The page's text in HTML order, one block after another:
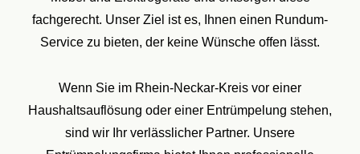
fachgerecht. Unser Ziel ist es, Ihnen einen Rundum-
Service zu bieten, der keine Wünsche offen lässt.
Wenn Sie im Rhein-Neckar-Kreis vor einer
Haushaltsauflösung oder einer Entrümpelung stehen,
sind wir Ihr verlässlicher Partner. Unsere